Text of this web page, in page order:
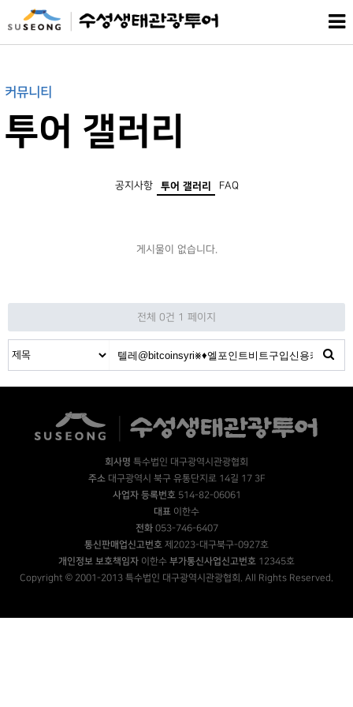
커뮤니티
투어 갤러리
공지사항 투어 갤러리 FAQ
게시물이 없습니다.
전체 0건 1 페이지
회사명 특수법인 대구광역시관광협회
주소대구광역시 북구 유통단지로 14길 17 3F
사업자 등록번호514-82-06061
대표 이한수
전화053-746-6407
통신판매업신고번호 제2023-대구북구-0927호
개인정보 보호책임자 이한수 부가통신사업신고번호 12345호
Copyright © 2001-2013 특수법인 대구광역시관광협회. All Rights Reserved.